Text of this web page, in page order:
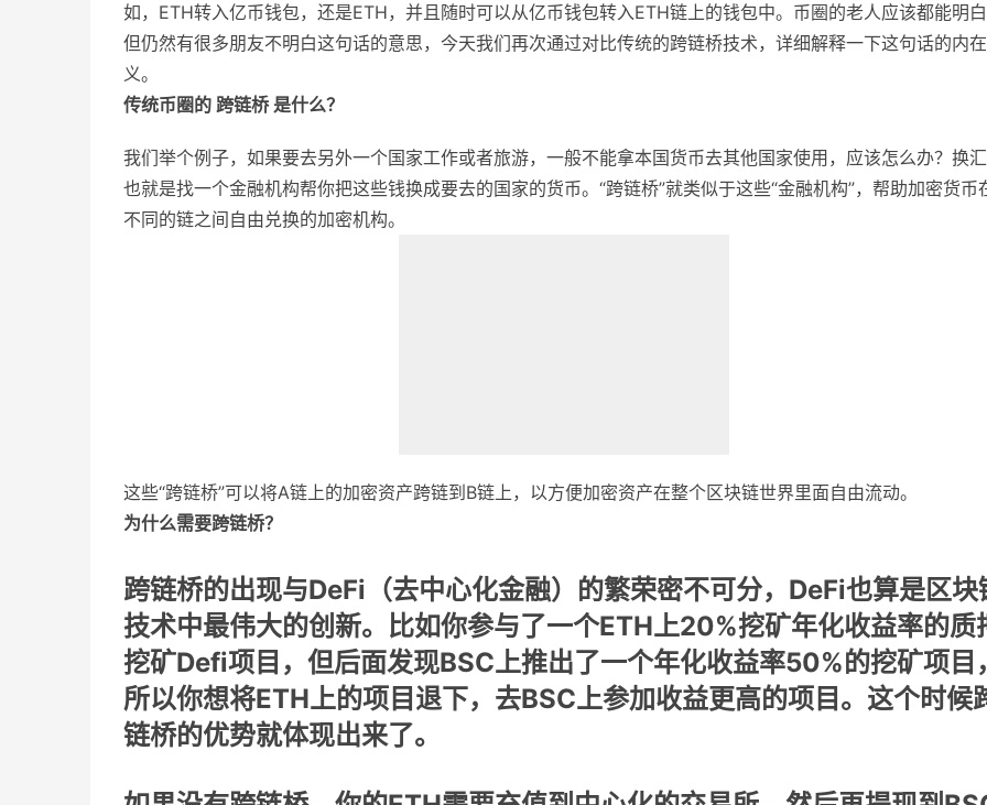
如，ETH转入亿币钱包，还是ETH，并且随时可以从亿币钱包转入ETH链上的钱包中。币圈的老人应该都能明
但仍然有很多朋友不明白这句话的意思，今天我们再次通过对比传统的跨链桥技术，详细解释一下这句话的内
义。
传统币圈的 跨链桥 是什么？
我们举个例子，如果要去另外一个国家工作或者旅游，一般不能拿本国货币去其他国家使用，应该怎么办？换
也就是找一个金融机构帮你把这些钱换成要去的国家的货币。“跨链桥”就类似于这些“金融机构”，帮助加密货币
不同的链之间自由兑换的加密机构。
这些“跨链桥”可以将A链上的加密资产跨链到B链上，以方便加密资产在整个区块链世界里面自由流动。
为什么需要跨链桥？
跨链桥的出现与DeFi（去中心化金融）的繁荣密不可分，DeFi也算是区块
技术中最伟大的创新。比如你参与了一个ETH上20%挖矿年化收益率的质
挖矿Defi项目，但后面发现BSC上推出了一个年化收益率50%的挖矿项目
所以你想将ETH上的项目退下，去BSC上参加收益更高的项目。这个时候
链桥的优势就体现出来了。